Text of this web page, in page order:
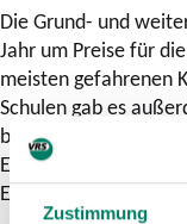
Zustimmung
Die Grund- und
Jahr um Preise für
meisten gefahrenen
Schulen gab es
beste Stofftaschen-
Erstplatzierten
Euro und die